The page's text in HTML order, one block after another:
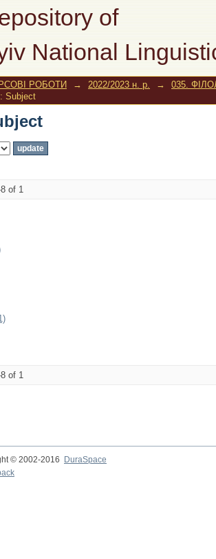
of
National
РОБОТИ → 2022/2023 н. р. →
035.
Subject
of 1
of 1
© 2002-2016
DuraSpace